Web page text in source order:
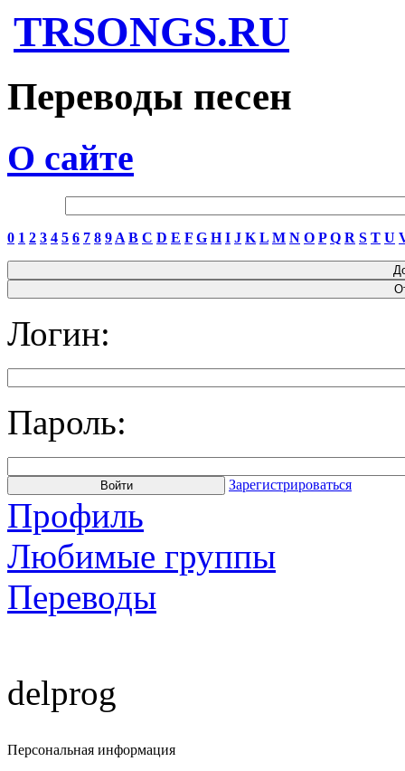
TRSONGS.RU
Переводы песен
О сайте
0 1 2 3 4 5 6 7 8 9 A B C D E F G H I J K L M N O P Q R S T U
Логин:
Пароль:
Зарегистрироваться
Профиль
Любимые группы
Переводы
delprog
Персональная информация